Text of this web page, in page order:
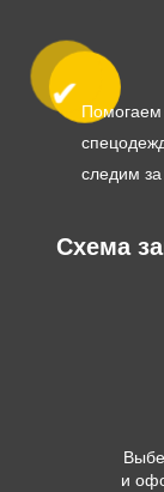
следим за
Схема
и